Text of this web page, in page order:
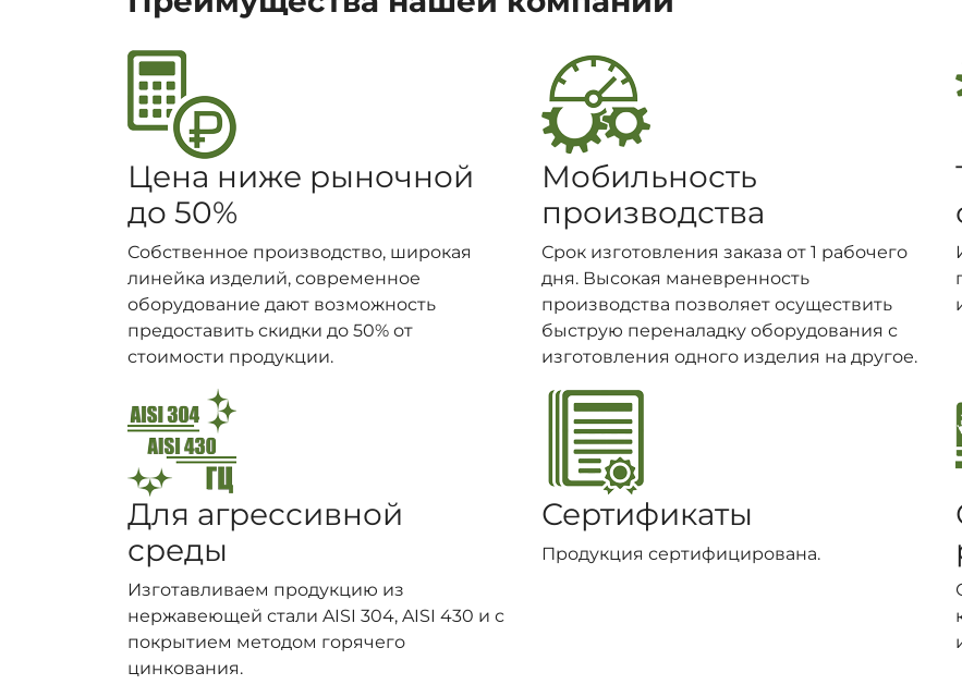
Цена ниже рыночной
до 50%
Собственное производство, широкая
линейка изделий, современное
оборудование дают возможность
предоставить скидки до 50% от
стоимости продукции.
Мобильность
производства
Срок изготовления заказа от 1 рабочего
дня. Высокая маневренность
производства позволяет осуществить
быструю переналадку оборудования с
изготовления одного изделия на другое.
Для агрессивной
среды
Изготавливаем продукцию из
нержавеющей стали AISI 304, AISI 430 и с
покрытием методом горячего
цинкования.
Сертификаты
Продукция сертифицирована.